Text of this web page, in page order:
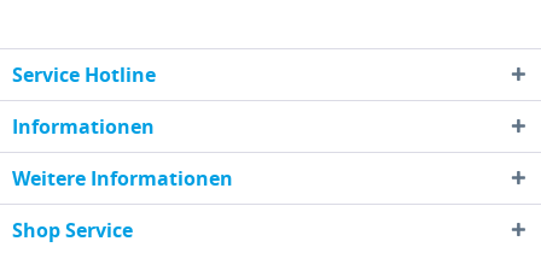
Service Hotline
Informationen
Weitere Informationen
Shop Service